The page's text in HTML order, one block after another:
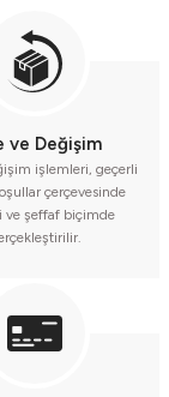
ve Değişim
işlemleri, geçerli
çerçevesinde
ve şeffaf biçimde